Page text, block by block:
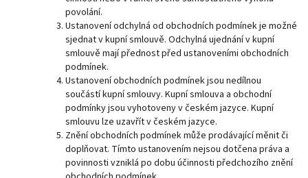
povolání.
Ustanovení odchylná od obchodních podmínek je možné
sjednat v kupní smlouvě. Odchylná ujednání v kupní
smlouvě mají přednost před ustanoveními obchodních
podmínek.
Ustanovení obchodních podmínek jsou nedílnou
součástí kupní smlouvy. Kupní smlouva a obchodní
podmínky jsou vyhotoveny v českém jazyce. Kupní
smlouvu lze uzavřít v českém jazyce.
Znění obchodních podmínek může prodávající měnit či
doplňovat. Tímto ustanovením nejsou dotčena práva a
povinnosti vzniklá po dobu účinnosti předchozího znění